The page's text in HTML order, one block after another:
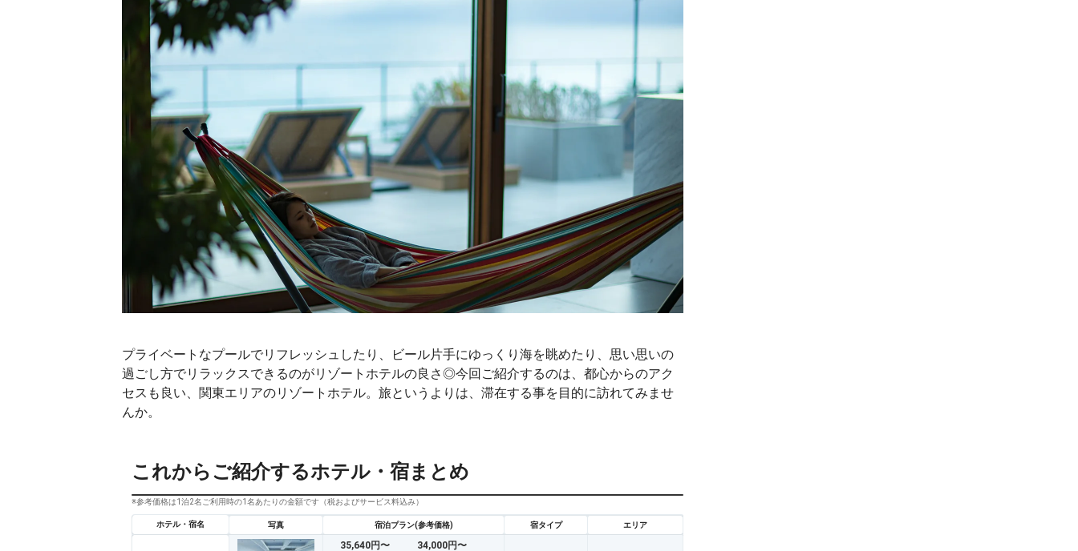
プライベートなプールでリフレッシュしたり、ビール片手にゆっくり海を眺めたり、思い思いの
過ごし方でリラックスできるのがリゾートホテルの良さ◎今回ご紹介するのは、都心からのアク
セスも良い、関東エリアのリゾートホテル。旅というよりは、滞在する事を目的に訪れてみませ
んか。
これからご紹介するホテル・宿まとめ
※参考価格は1泊2名ご利用時の1名あたりの金額です（税およびサービス料込み）
ホテル・宿名 写真 宿泊プラン(参考価格) 宿タイプ エリア
35,640円〜 34,000円〜